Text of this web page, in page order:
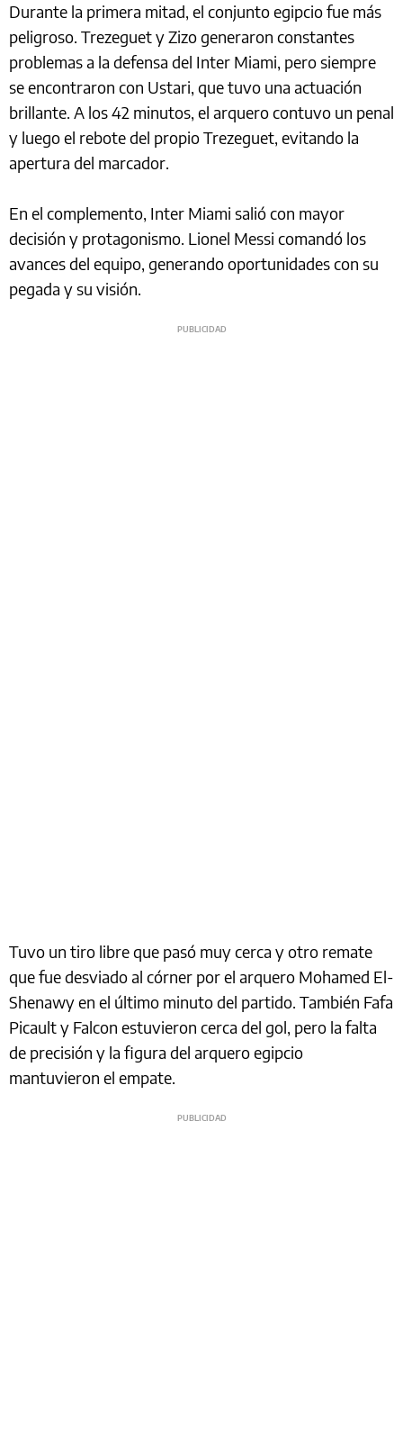
Durante la primera mitad, el conjunto egipcio fue más
peligroso. Trezeguet y Zizo generaron constantes
problemas a la defensa del Inter Miami, pero siempre
se encontraron con Ustari, que tuvo una actuación
brillante. A los 42 minutos, el arquero contuvo un penal
y luego el rebote del propio Trezeguet, evitando la
apertura del marcador.
En el complemento, Inter Miami salió con mayor
decisión y protagonismo. Lionel Messi comandó los
avances del equipo, generando oportunidades con su
pegada y su visión.
Tuvo un tiro libre que pasó muy cerca y otro remate
que fue desviado al córner por el arquero Mohamed El-
Shenawy en el último minuto del partido. También Fafa
Picault y Falcon estuvieron cerca del gol, pero la falta
de precisión y la figura del arquero egipcio
mantuvieron el empate.